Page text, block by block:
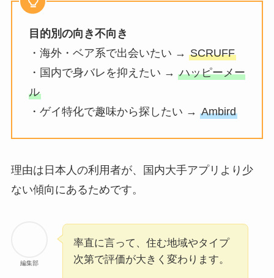
目的別の向き不向き
・海外・ベア系で出会いたい → SCRUFF
・国内で身バレを抑えたい → ハッピーメー
ル
・ゲイ特化で趣味から探したい → Ambird
理由は日本人の利用者が、国内大手アプリより少
ない傾向にあるためです。
編集部
率直に言って、住む地域やタイプ
次第で評価が大きく変わります。